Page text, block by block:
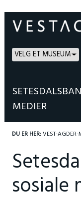
VELG ET MUSEUM
MEDIER
DU ER HER:VEST-AGDER-
sosiale